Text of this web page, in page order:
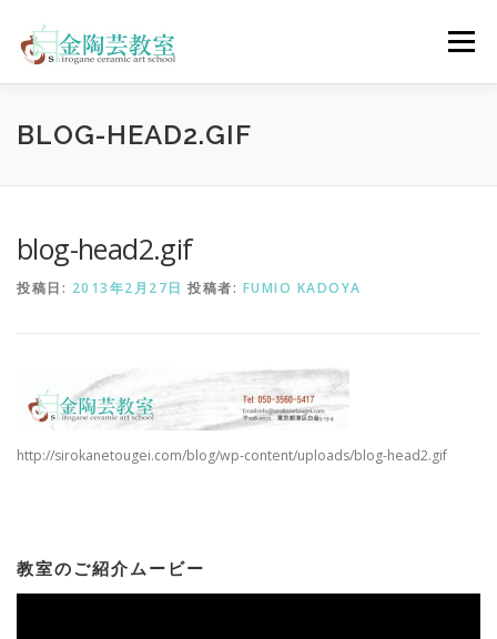
メニュー
陶芸体験コース ウェディングコース
ENGLISH
BLOG-HEAD2.GIF
blog-head2.gif
投稿日: 2013年2月27日 投稿者: FUMIO KADOYA
http://sirokanetougei.com/blog/wp-content/uploads/blog-head2.gif
教室のご紹介ムービー